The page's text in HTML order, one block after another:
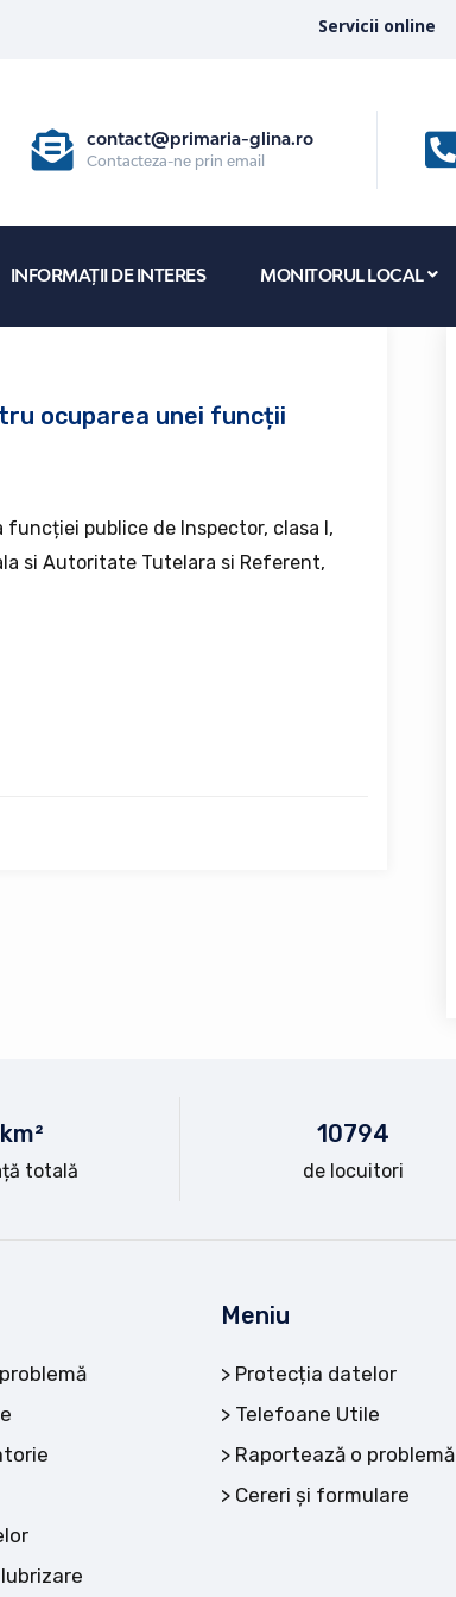
Servicii online
contact@primaria-glina.ro
Contacteza-ne prin email
INFORMAȚII DE INTERES MONITORUL LOCAL
ocuparea unei funcții
publice de Inspector, clasa I,
si Autoritate Tutelara si Referent,
km²
totală
10794
de locuitori
Meniu
Protecția datelor
Telefoane Utile
Raportează o problemă
Cereri și formulare